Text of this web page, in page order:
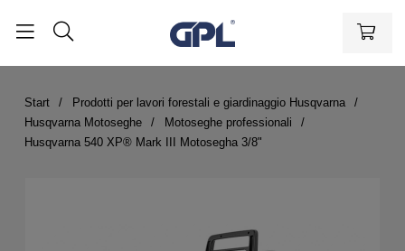
Start
Prodotti per lavori forestali e giardinaggio Husqvarna
Husqvarna Motoseghe
Motoseghe professionali
Husqvarna 540 XP® Mark III Motosegha 3/8"